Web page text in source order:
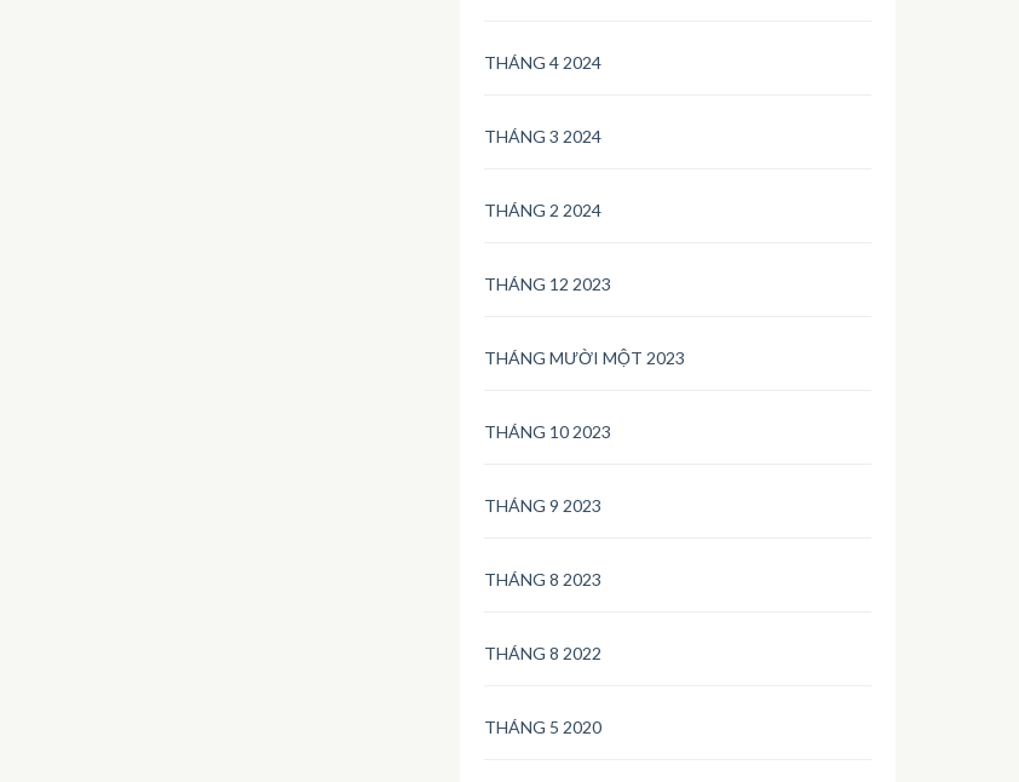
THÁNG 4 2024
THÁNG 3 2024
THÁNG 2 2024
THÁNG 12 2023
THÁNG MƯỜI MỘT 2023
THÁNG 10 2023
THÁNG 9 2023
THÁNG 8 2023
THÁNG 8 2022
THÁNG 5 2020